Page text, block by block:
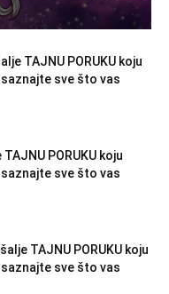
TAJNU PORUKU koju
saznajte sve što vas
PORUKU koju
saznajte sve što vas
TAJNU PORUKU koju
saznajte sve što vas